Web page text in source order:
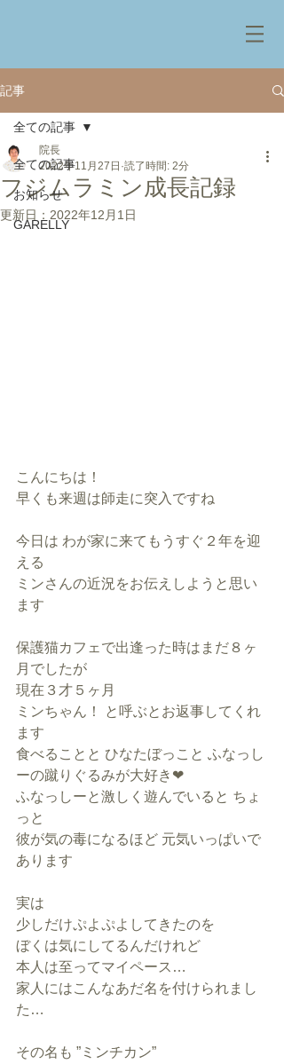
記事
全ての記事
お知らせ
GARELLY
全ての記事
フジムラミン成長記録
院長
2022年11月27日 読了時間: 2分
更新日： 2022年12月1日
こんにちは！
早くも来週は師走に突入ですね
今日は わが家に来てもうすぐ２年を迎
える
ミンさんの近況をお伝えしようと思い
ます
保護猫カフェで出逢った時はまだ８ヶ
月でしたが
現在３才５ヶ月
ミンちゃん！ と呼ぶとお返事してくれ
ます
食べることと ひなたぼっこと ふなっし
ーの蹴りぐるみが大好き❤
ふなっしーと激しく遊んでいると ちょ
っと
彼が気の毒になるほど 元気いっぱいで
あります
実は
少しだけぷよぷよしてきたのを
ぼくは気にしてるんだけれど
本人は至ってマイペース…
家人にはこんなあだ名を付けられまし
た…
その名も ”ミンチカン”